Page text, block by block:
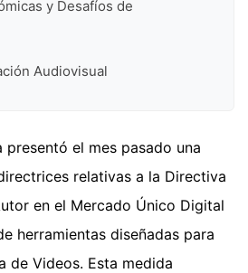
y Desafíos de
Audiovisual
presentó el mes pasado una
relativas a la Directiva
en el Mercado Único Digital
herramientas diseñadas para
de Videos. Esta medida